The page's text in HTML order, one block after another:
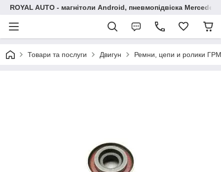
ROYAL AUTO - магнітоли Android, пневмопідвіска
Товари та послуги Двигун Ремни, цепи и ролики ГРМ